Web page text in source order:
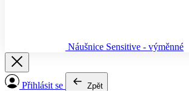
Náušnice Sensitive - výměnné
Přihlásit se Zpět